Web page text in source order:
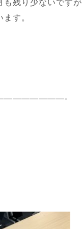
も残り少ないですが
す。